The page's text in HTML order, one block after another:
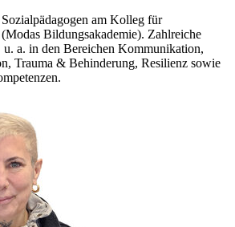
am Kolleg für
Bildungsakademie). Zahlreiche
u. a. in den Bereichen Kommunikation,
Trauma & Behinderung, Resilienz sowie